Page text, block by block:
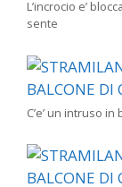
L’incrocio e’
sente
C’e’ un intruso in